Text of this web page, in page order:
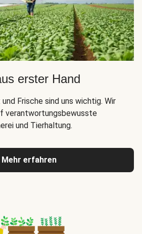
erster Hand
Frische sind uns wichtig. Wir
verantwortungsbewusste
und Tierhaltung.
Mehr erfahren